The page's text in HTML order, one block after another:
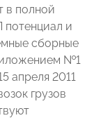
в полной
потенциал и
сборные
№1
апреля 2011
грузов